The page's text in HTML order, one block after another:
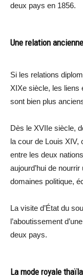
deux pays en 1856.
Une relation
Si les relations
XIXe siècle, les liens
sont bien plus
Dès le XVIIe siècle,
la cour de Louis XIV,
entre les deux
aujourd’hui de
domaines politique,
La visite d’État du
l’aboutissement
deux pays.
La mode royale